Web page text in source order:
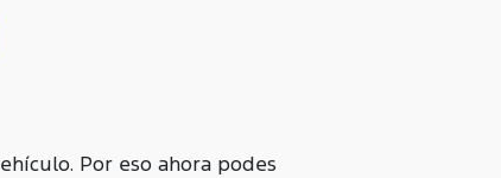
Por eso ahora podes